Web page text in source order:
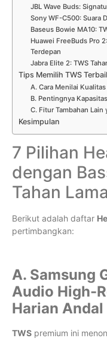
JBL Wave Buds:
Sony WF-C500: Suara
Baseus Bowie MA10:
Huawei FreeBuds Pro
Terdepan
Jabra Elite 2: TWS
Tips Memilih TWS
A. Cara Menilai
B. Pentingnya
C. Fitur Tambahan Lain
Kesimpulan
7 Pilihan
dengan
Tahan Lama
Berikut adalah daftar
pertimbangkan:
A. Samsung
Audio High-
Harian Andal
TWS premium ini